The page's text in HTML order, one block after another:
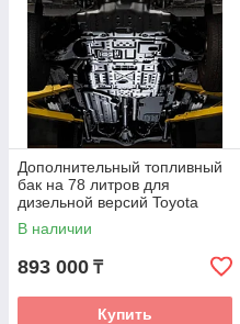
Дополнительный топливный
бак на 78 литров для
дизельной версий Toyota
Land Cruiser 300 LC300
Тойота Крузер Крузак
В наличии
893 000 ₸
Купить